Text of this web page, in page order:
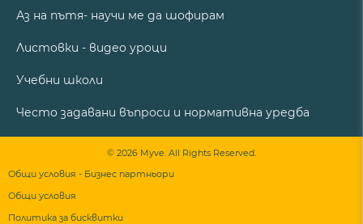
Аз на пътя- научи ме да шофирам
Листовки - видео уроци
Учебни школи
Често задавани въпроси и нормативна уредба
© 2026 Myve. All Rights Reserved.
Общи условия - Бизнес партньори
Общи условия
Политика за бисквитки